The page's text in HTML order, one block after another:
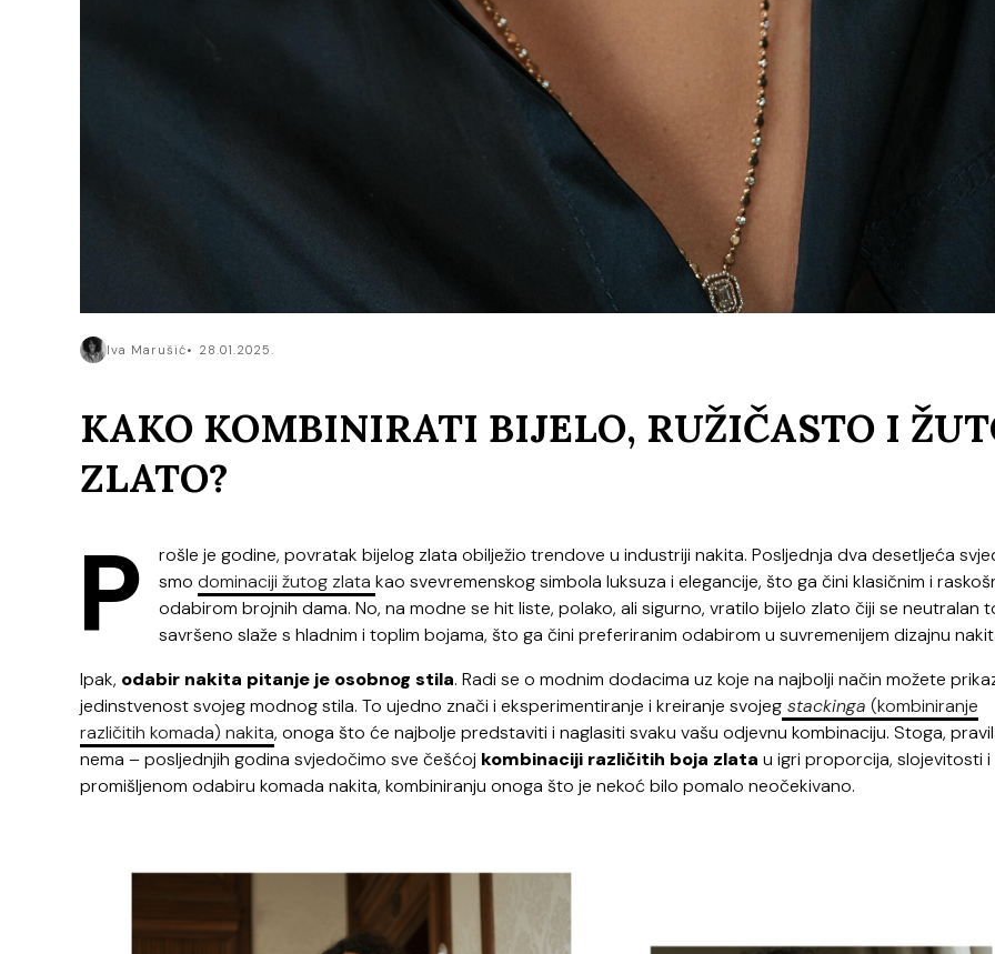
Iva Marušić 28.01.2025.
KAKO KOMBINIRATI BIJELO, RUŽIČASTO I
ZLATO?
P
rošle je godine, povratak bijelog zlata obilježio trendove u industriji nakita. Posljednja dva desetljeća
smo dominaciji žutog zlata kao svevremenskog simbola luksuza i elegancije, što ga čini klasičnim i
odabirom brojnih dama. No, na modne se hit liste, polako, ali sigurno, vratilo bijelo zlato čiji se neutralan
savršeno slaže s hladnim i toplim bojama, što ga čini preferiranim odabirom u suvremenijem dizajnu
Ipak, odabir nakita pitanje je osobnog stila. Radi se o modnim dodacima uz koje na najbolji način možete
jedinstvenost svojeg modnog stila. To ujedno znači i eksperimentiranje i kreiranje svojeg stackinga (kombiniranje
različitih komada) nakita, onoga što će najbolje predstaviti i naglasiti svaku vašu odjevnu kombinaciju. Stoga,
nema – posljednjih godina svjedočimo sve češćoj kombinaciji različitih boja zlata u igri proporcija, slojevitosti i
promišljenom odabiru komada nakita, kombiniranju onoga što je nekoć bilo pomalo neočekivano.